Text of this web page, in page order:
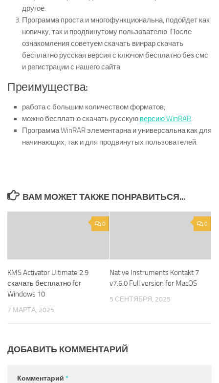
другое.
Программа проста и многофункциональна, подойдет как
новичку, так и продвинутому пользователю. После
ознакомления советуем скачать винрар скачать
бесплатно русская версия с ключом бесплатно без смс
и регистрации с нашего сайта.
Преимущества:
работа с большим количеством форматов;
можно бесплатно скачать русскую версию WinRAR.
Программа WinRAR элементарна и универсальна как для
начинающих, так и для продвинутых пользователей.
ВАМ МОЖЕТ ТАКЖЕ ПОНРАВИТЬСЯ...
0
KMS Activator Ultimate 2.9
скачать бесплатно for
Windows 10
7 МАРТА, 2025
0
Native Instruments Kontakt 7
v7.6.0 Full version for MacOS
5 СЕНТЯБРЯ, 2025
ДОБАВИТЬ КОММЕНТАРИЙ
Комментарий *